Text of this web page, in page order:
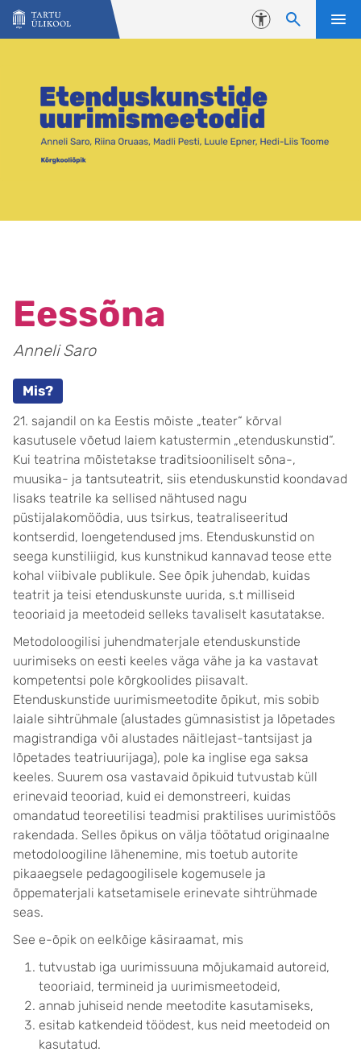
Liigu edasi põhisisu juurde
Juurdepääsetavus
Eessõna
Anneli Saro
Mis?
21. sajandil on ka Eestis mõiste „teater“ kõrval
kasutusele võetud laiem katustermin „etenduskunstid“.
Kui teatrina mõistetakse traditsiooniliselt sõna-,
muusika- ja tantsuteatrit, siis etenduskunstid koondavad
lisaks teatrile ka sellised nähtused nagu
püstijalakomöödia, uus tsirkus, teatraliseeritud
kontserdid, loengetendused jms. Etenduskunstid on
seega kunstiliigid, kus kunstnikud kannavad teose ette
kohal viibivale publikule. See õpik juhendab, kuidas
teatrit ja teisi etenduskunste uurida, s.t milliseid
teooriaid ja meetodeid selleks tavaliselt kasutatakse.
Metodoloogilisi juhendmaterjale etenduskunstide
uurimiseks on eesti keeles väga vähe ja ka vastavat
kompetentsi pole kõrgkoolides piisavalt.
Etenduskunstide uurimismeetodite õpikut, mis sobib
laiale sihtrühmale (alustades gümnasistist ja lõpetades
magistrandiga või alustades näitlejast-tantsijast ja
lõpetades teatriuurijaga), pole ka inglise ega saksa
keeles. Suurem osa vastavaid õpikuid tutvustab küll
erinevaid teooriad, kuid ei demonstreeri, kuidas
omandatud teoreetilisi teadmisi praktilises uurimistöös
rakendada. Selles õpikus on välja töötatud originaalne
metodoloogiline lähenemine, mis toetub autorite
pikaaegsele pedagoogilisele kogemusele ja
õppematerjali katsetamisele erinevate sihtrühmade
seas.
See e-õpik on eelkõige käsiraamat, mis
tutvustab iga uurimissuuna mõjukamaid autoreid,
teooriaid, termineid ja uurimismeetodeid,
annab juhiseid nende meetodite kasutamiseks,
esitab katkendeid töödest, kus neid meetodeid on
kasutatud.